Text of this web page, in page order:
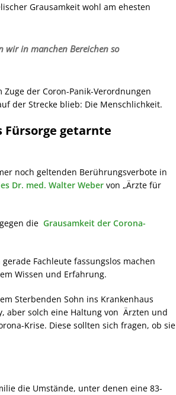
Grausamkeit wohl am ehesten
wir in manchen Bereichen so
der Coron-Panik-Verordnungen
der Strecke blieb: Die Menschlichkeit.
Fürsorge getarnte
noch geltenden Berührungsverbote in
Dr. med. Walter Weber von „Ärzte für
die Grausamkeit der Corona-
Fachleute fassungslos machen
Wissen und Erfahrung.
Sterbenden Sohn ins Krankenhaus
aber solch eine Haltung von Ärzten und
Krise. Diese sollten sich fragen, ob sie
die Umstände, unter denen eine 83-